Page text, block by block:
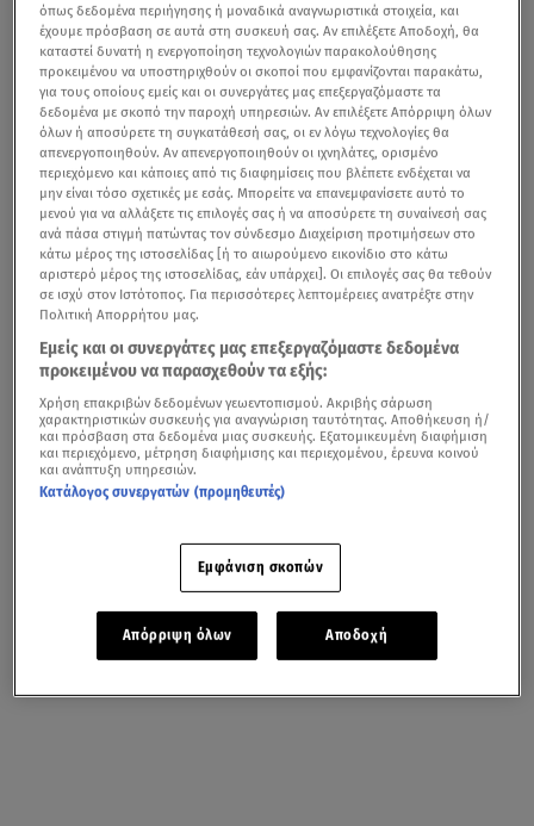
όπως δεδομένα περιήγησης ή μοναδικά αναγνωριστικά στοιχεία, και
έχουμε πρόσβαση σε αυτά στη συσκευή σας. Αν επιλέξετε Αποδοχή, θα
καταστεί δυνατή η ενεργοποίηση τεχνολογιών παρακολούθησης
προκειμένου να υποστηριχθούν οι σκοποί που εμφανίζονται παρακάτω,
για τους οποίους εμείς και οι συνεργάτες μας επεξεργαζόμαστε τα
δεδομένα με σκοπό την παροχή υπηρεσιών. Αν επιλέξετε Απόρριψη όλων
όλων ή αποσύρετε τη συγκατάθεσή σας, οι εν λόγω τεχνολογίες θα
απενεργοποιηθούν. Αν απενεργοποιηθούν οι ιχνηλάτες, ορισμένο
περιεχόμενο και κάποιες από τις διαφημίσεις που βλέπετε ενδέχεται να
μην είναι τόσο σχετικές με εσάς. Μπορείτε να επανεμφανίσετε αυτό το
μενού για να αλλάξετε τις επιλογές σας ή να αποσύρετε τη συναίνεσή σας
ανά πάσα στιγμή πατώντας τον σύνδεσμο Διαχείριση προτιμήσεων στο
κάτω μέρος της ιστοσελίδας [ή το αιωρούμενο εικονίδιο στο κάτω
αριστερό μέρος της ιστοσελίδας, εάν υπάρχει]. Οι επιλογές σας θα τεθούν
σε ισχύ στον Ιστότοπος. Για περισσότερες λεπτομέρειες ανατρέξτε στην
Πολιτική Απορρήτου μας.
Εμείς και οι συνεργάτες μας επεξεργαζόμαστε δεδομένα
προκειμένου να παρασχεθούν τα εξής:
Χρήση επακριβών δεδομένων γεωεντοπισμού. Ακριβής σάρωση
χαρακτηριστικών συσκευής για αναγνώριση ταυτότητας. Αποθήκευση ή/
και πρόσβαση στα δεδομένα μιας συσκευής. Εξατομικευμένη διαφήμιση
και περιεχόμενο, μέτρηση διαφήμισης και περιεχομένου, έρευνα κοινού
και ανάπτυξη υπηρεσιών.
Κατάλογος συνεργατών (προμηθευτές)
Εμφάνιση σκοπών
Απόρριψη όλων Αποδοχή